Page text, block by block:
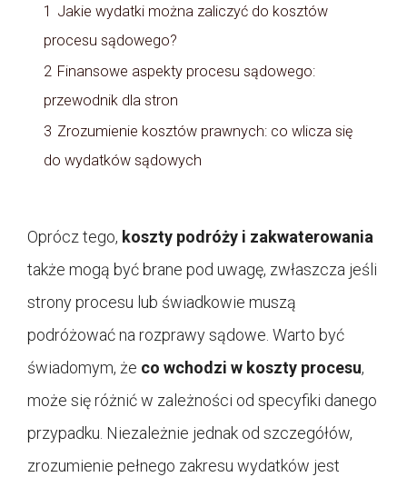
1 Jakie wydatki można zaliczyć do kosztów
procesu sądowego?
2 Finansowe aspekty procesu sądowego:
przewodnik dla stron
3 Zrozumienie kosztów prawnych: co wlicza się
do wydatków sądowych
Oprócz tego, koszty podróży i zakwaterowania
także mogą być brane pod uwagę, zwłaszcza jeśli
strony procesu lub świadkowie muszą
podróżować na rozprawy sądowe. Warto być
świadomym, że co wchodzi w koszty procesu,
może się różnić w zależności od specyfiki danego
przypadku. Niezależnie jednak od szczegółów,
zrozumienie pełnego zakresu wydatków jest